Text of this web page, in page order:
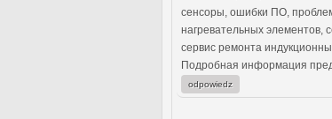
сенсоры, ошибки ПО,
нагревательных элементов,
сервис ремонта
Подробная информация
odpowiedz